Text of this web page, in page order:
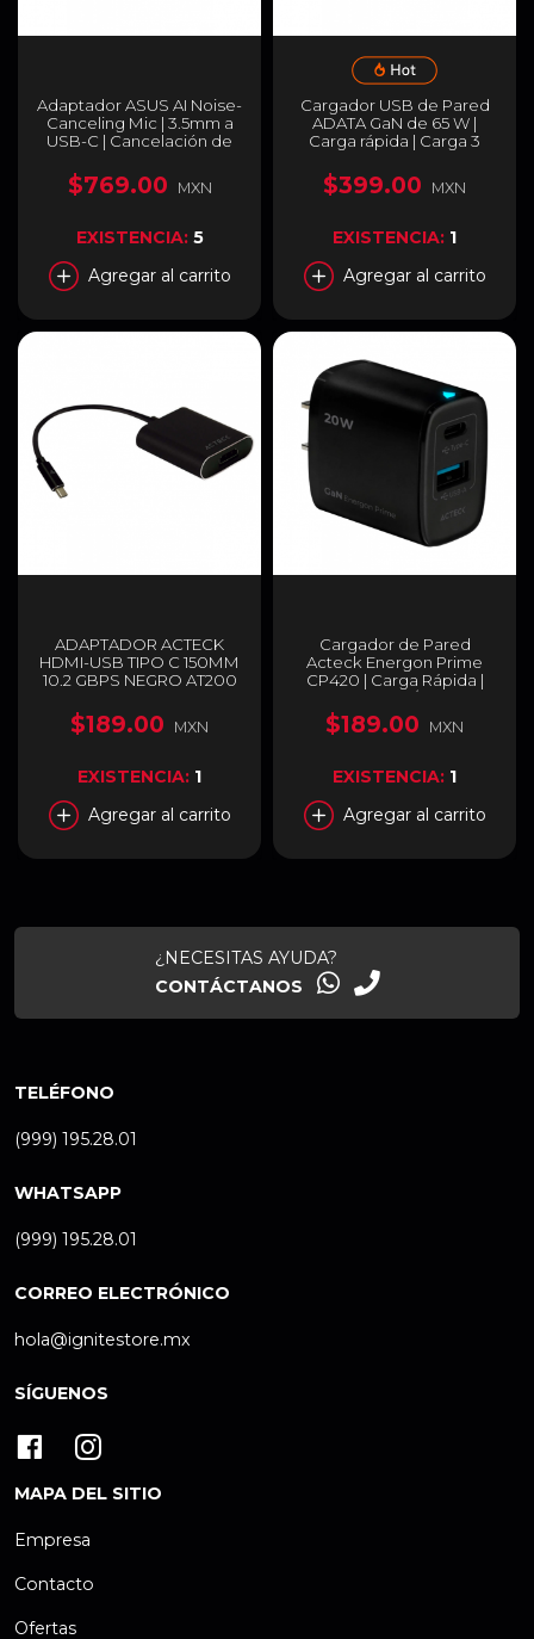
Adaptador ASUS AI Noise-
Canceling Mic | 3.5mm a
USB-C | Cancelación de
Hi-Res DAC 96kHz / 24-bit
| Compatible con PC /
Adaptador USB-A Incluido
| Negro | AI NC MIC
ADAPTER
$769.00 MXN
EXISTENCIA: 5
Agregar al carrito
Cargador USB de Pared
ADATA GaN de 65 W |
Carga rápida | Carga 3
simultánea | USB-A / USB-
C | Color Blanco |
QCPDWH
$399.00 MXN
EXISTENCIA: 1
Agregar al carrito
ADAPTADOR ACTECK
HDMI-USB TIPO C 150MM
10.2 GBPS NEGRO AT200
$189.00 MXN
EXISTENCIA: 1
Agregar al carrito
Cargador de Pared
Acteck Energon Prime
CP420 | Carga Rápida |
20W | USB-A / USB-C |
Color Negro | AC-935555
$189.00 MXN
EXISTENCIA: 1
Agregar al carrito
¿NECESITAS AYUDA?
CONTÁCTANOS
TELÉFONO
(999) 195.28.01
WHATSAPP
(999) 195.28.01
CORREO ELECTRÓNICO
hola@ignitestore.mx
SÍGUENOS
MAPA DEL SITIO
Empresa
Contacto
Ofertas